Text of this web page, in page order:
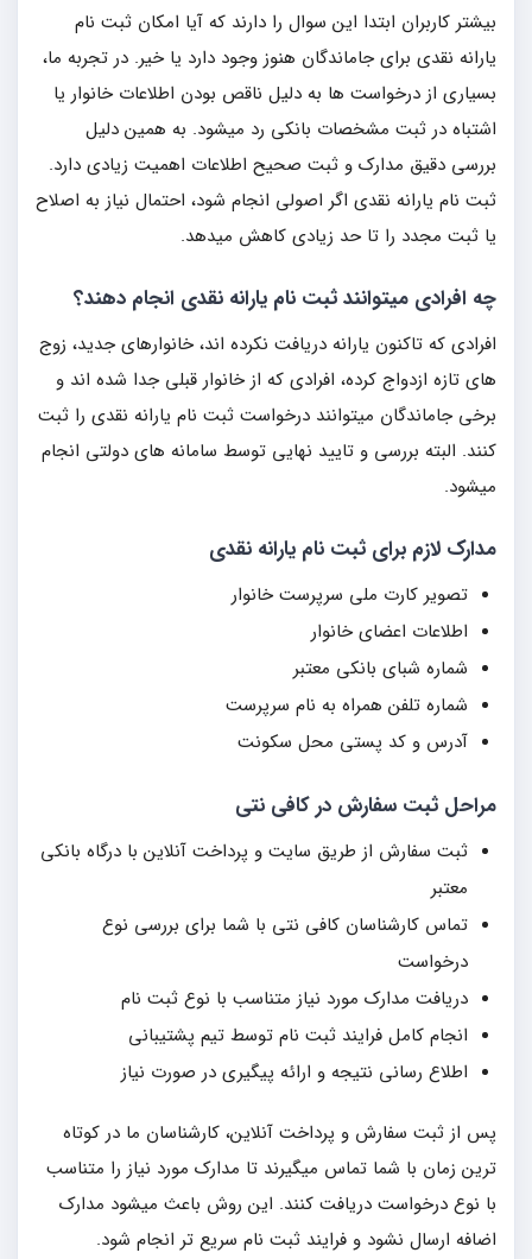
بیشتر کاربران ابتدا این سوال را دارند که آیا امکان ثبت نام
یارانه نقدی برای جاماندگان هنوز وجود دارد یا خیر. در تجربه ما،
بسیاری از درخواست ها به دلیل ناقص بودن اطلاعات خانوار یا
اشتباه در ثبت مشخصات بانکی رد میشود. به همین دلیل
بررسی دقیق مدارک و ثبت صحیح اطلاعات اهمیت زیادی دارد.
ثبت نام یارانه نقدی اگر اصولی انجام شود، احتمال نیاز به اصلاح
یا ثبت مجدد را تا حد زیادی کاهش میدهد.
چه افرادی میتوانند ثبت نام یارانه نقدی انجام دهند؟
افرادی که تاکنون یارانه دریافت نکرده اند، خانوارهای جدید، زوج
های تازه ازدواج کرده، افرادی که از خانوار قبلی جدا شده اند و
برخی جاماندگان میتوانند درخواست ثبت نام یارانه نقدی را ثبت
کنند. البته بررسی و تایید نهایی توسط سامانه های دولتی انجام
میشود.
مدارک لازم برای ثبت نام یارانه نقدی
تصویر کارت ملی سرپرست خانوار
اطلاعات اعضای خانوار
شماره شبای بانکی معتبر
شماره تلفن همراه به نام سرپرست
آدرس و کد پستی محل سکونت
مراحل ثبت سفارش در کافی نتی
ثبت سفارش از طریق سایت و پرداخت آنلاین با درگاه بانکی
معتبر
تماس کارشناسان کافی نتی با شما برای بررسی نوع
درخواست
دریافت مدارک مورد نیاز متناسب با نوع ثبت نام
انجام کامل فرایند ثبت نام توسط تیم پشتیبانی
اطلاع رسانی نتیجه و ارائه پیگیری در صورت نیاز
پس از ثبت سفارش و پرداخت آنلاین، کارشناسان ما در کوتاه
ترین زمان با شما تماس میگیرند تا مدارک مورد نیاز را متناسب
با نوع درخواست دریافت کنند. این روش باعث میشود مدارک
اضافه ارسال نشود و فرایند ثبت نام سریع تر انجام شود.